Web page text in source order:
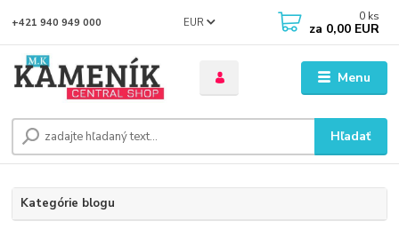
Menu
EUR
Hľadať
+421 940 949 000 0 ks
za 0,00 EUR
Kategórie blogu